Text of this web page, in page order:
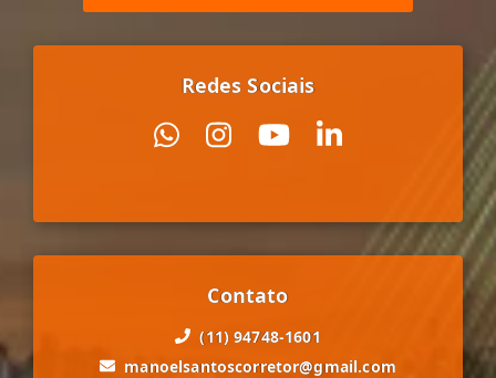
Redes Sociais
Contato
(11) 94748-1601
manoelsantoscorretor@gmail.com